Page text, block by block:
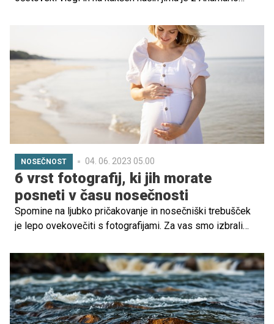
NOSEČNOST 04. 06. 2023 05.00
6 vrst fotografij, ki jih morate
posneti v času nosečnosti
Spomine na ljubko pričakovanje in nosečniški trebušček
je lepo ovekovečiti s fotografijami. Za vas smo izbrali
čudovitem in edinstvenem obdobju življenja.